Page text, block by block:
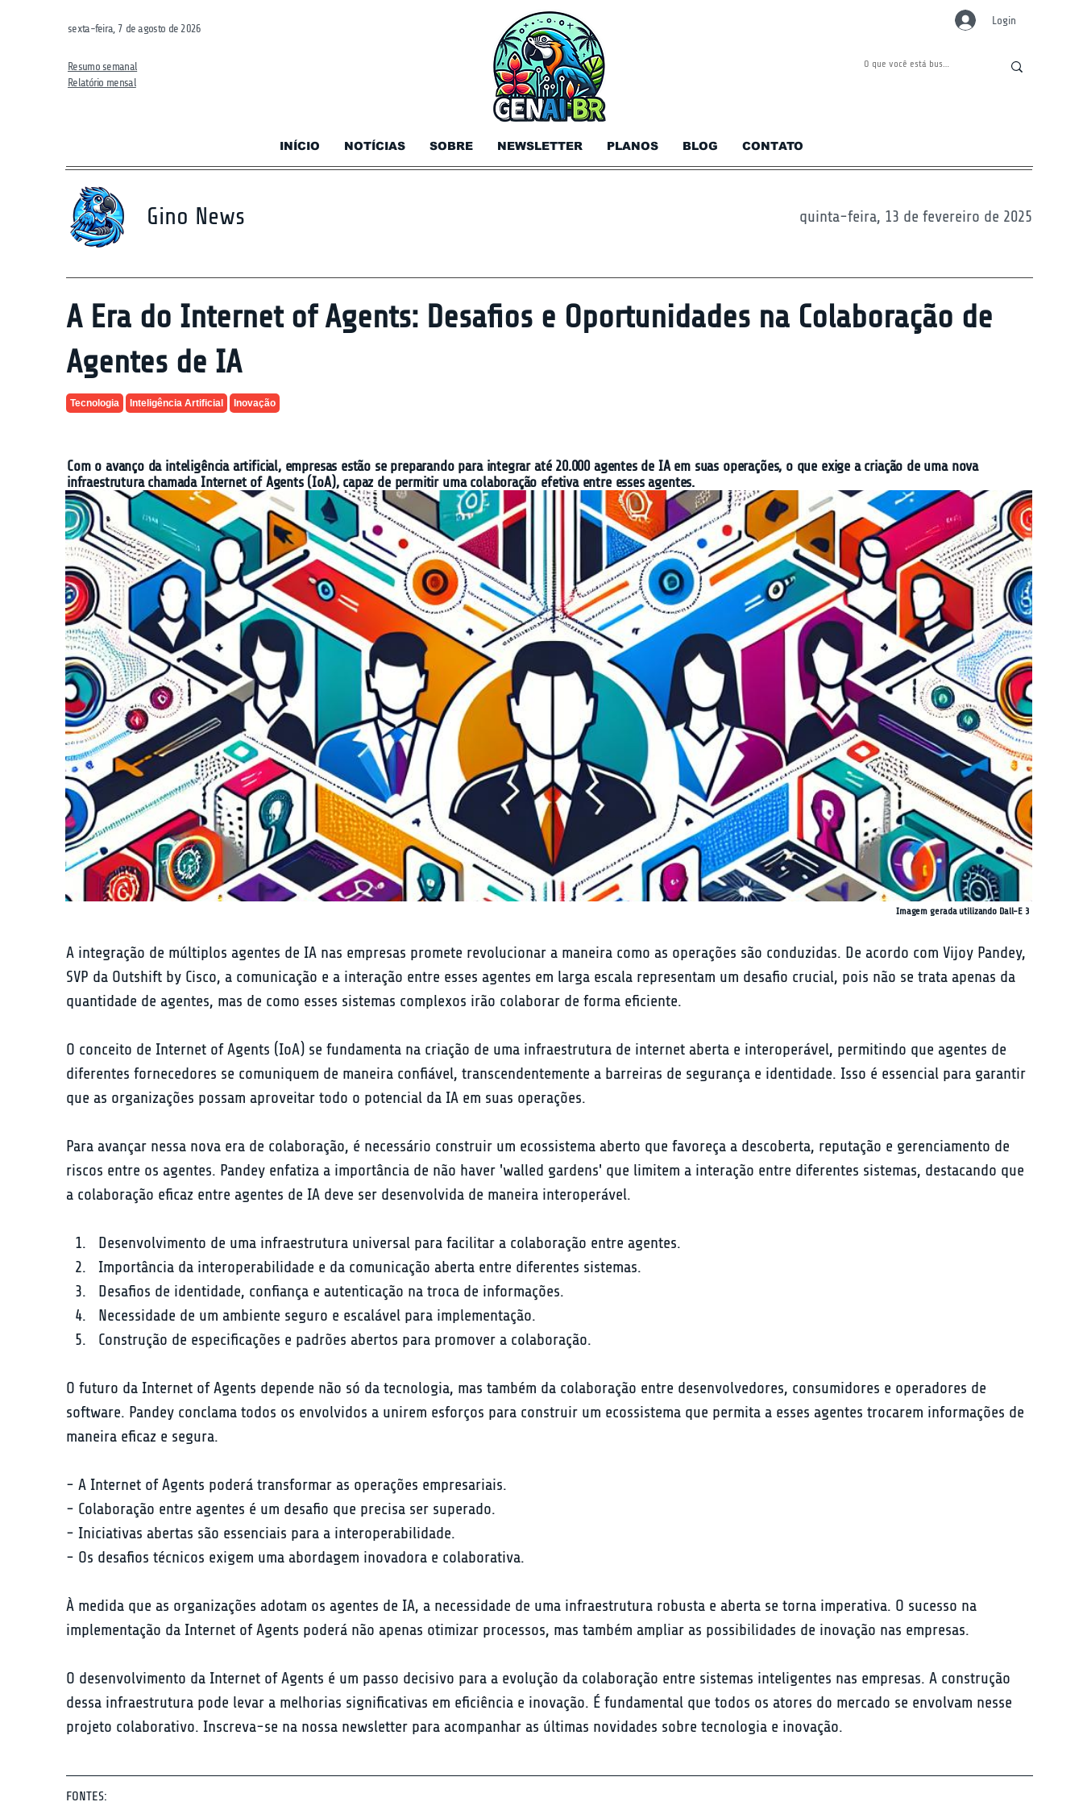
sexta-feira, 7 de agosto de 2026
Resumo semanal
Relatório mensal
INÍCIO NOTÍCIAS SOBRE NEWSLETTER PLANOS BLOG CONTATO
Login
Gino News quinta-feira, 13 de fevereiro de 2025
A Era do Internet of Agents: Desafios e Oportunidades na Colaboração de
Agentes de IA
Tecnologia Inteligência Artificial Inovação
Com o avanço da inteligência artificial, empresas estão se preparando para integrar até 20.000 agentes de IA em suas operações, o que exige a criação de uma nova
infraestrutura chamada Internet of Agents (IoA), capaz de permitir uma colaboração efetiva entre esses agentes.
Imagem gerada utilizando Dall-E 3
A integração de múltiplos agentes de IA nas empresas promete revolucionar a maneira como as operações são conduzidas. De acordo com Vijoy Pandey,
SVP da Outshift by Cisco, a comunicação e a interação entre esses agentes em larga escala representam um desafio crucial, pois não se trata apenas da
quantidade de agentes, mas de como esses sistemas complexos irão colaborar de forma eficiente.
O conceito de Internet of Agents (IoA) se fundamenta na criação de uma infraestrutura de internet aberta e interoperável, permitindo que agentes de
diferentes fornecedores se comuniquem de maneira confiável, transcendentemente a barreiras de segurança e identidade. Isso é essencial para garantir
que as organizações possam aproveitar todo o potencial da IA em suas operações.
Para avançar nessa nova era de colaboração, é necessário construir um ecossistema aberto que favoreça a descoberta, reputação e gerenciamento de
riscos entre os agentes. Pandey enfatiza a importância de não haver 'walled gardens' que limitem a interação entre diferentes sistemas, destacando que
a colaboração eficaz entre agentes de IA deve ser desenvolvida de maneira interoperável.
Desenvolvimento de uma infraestrutura universal para facilitar a colaboração entre agentes.
Importância da interoperabilidade e da comunicação aberta entre diferentes sistemas.
Desafios de identidade, confiança e autenticação na troca de informações.
Necessidade de um ambiente seguro e escalável para implementação.
Construção de especificações e padrões abertos para promover a colaboração.
O futuro da Internet of Agents depende não só da tecnologia, mas também da colaboração entre desenvolvedores, consumidores e operadores de
software. Pandey conclama todos os envolvidos a unirem esforços para construir um ecossistema que permita a esses agentes trocarem informações de
maneira eficaz e segura.
- A Internet of Agents poderá transformar as operações empresariais.
- Colaboração entre agentes é um desafio que precisa ser superado.
- Iniciativas abertas são essenciais para a interoperabilidade.
- Os desafios técnicos exigem uma abordagem inovadora e colaborativa.
À medida que as organizações adotam os agentes de IA, a necessidade de uma infraestrutura robusta e aberta se torna imperativa. O sucesso na
implementação da Internet of Agents poderá não apenas otimizar processos, mas também ampliar as possibilidades de inovação nas empresas.
O desenvolvimento da Internet of Agents é um passo decisivo para a evolução da colaboração entre sistemas inteligentes nas empresas. A construção
dessa infraestrutura pode levar a melhorias significativas em eficiência e inovação. É fundamental que todos os atores do mercado se envolvam nesse
projeto colaborativo. Inscreva-se na nossa newsletter para acompanhar as últimas novidades sobre tecnologia e inovação.
FONTES: